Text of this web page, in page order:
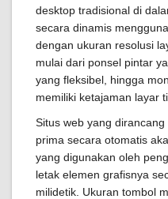
desktop tradisional di
secara dinamis
dengan ukuran resolusi
mulai dari ponsel pintar
yang fleksibel, hingga
memiliki ketajaman layar
Situs web yang
prima secara otomatis
yang digunakan oleh
letak elemen grafisnya
milidetik. Ukuran tombol